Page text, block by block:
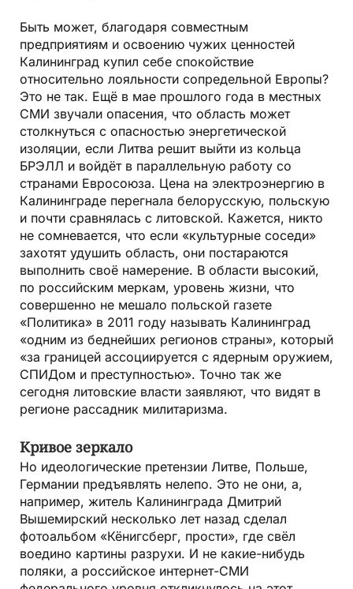
Быть может, благодаря совместным
предприятиям и освоению чужих ценностей
Калининград купил себе спокойствие
относительно лояльности сопредельной Европы?
Это не так. Ещё в мае прошлого года в местных
СМИ звучали опасения, что область может
столкнуться с опасностью энергетической
изоляции, если Литва решит выйти из кольца
БРЭЛЛ и войдёт в параллельную работу со
странами Евросоюза. Цена на электроэнергию в
Калининграде перегнала белорусскую, польскую
и почти сравнялась с литовской. Кажется, никто
не сомневается, что если «культурные соседи»
захотят удушить область, они постараются
выполнить своё намерение. В области высокий,
по российским меркам, уровень жизни, что
совершенно не мешало польской газете
«Политика» в 2011 году называть Калининград
«одним из беднейших регионов страны», который
«за границей ассоциируется с ядерным оружием,
СПИДом и преступностью». Точно так же
сегодня литовские власти заявляют, что видят в
регионе рассадник милитаризма.
Кривое зеркало
Но идеологические претензии Литве, Польше,
Германии предъявлять нелепо. Это не они, а,
например, житель Калининграда Дмитрий
Вышемирский несколько лет назад сделал
фотоальбом «Кёнигсберг, прости», где свёл
воедино картины разрухи. И не какие-нибудь
поляки, а российское интернет-СМИ